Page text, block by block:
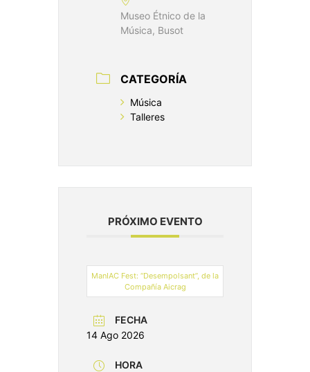
Museo Étnico de la
Música, Busot
CATEGORÍA
Música
Talleres
PRÓXIMO EVENTO
ManIAC Fest: “Desempolsant”, de la
Compañía Aicrag
FECHA
14 Ago 2026
HORA